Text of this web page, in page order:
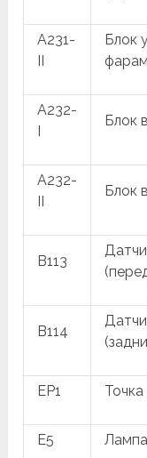
A231-
II
Блок
A232-
I
Блок
A232-
II
Блок
B113
B114
EP1
E5